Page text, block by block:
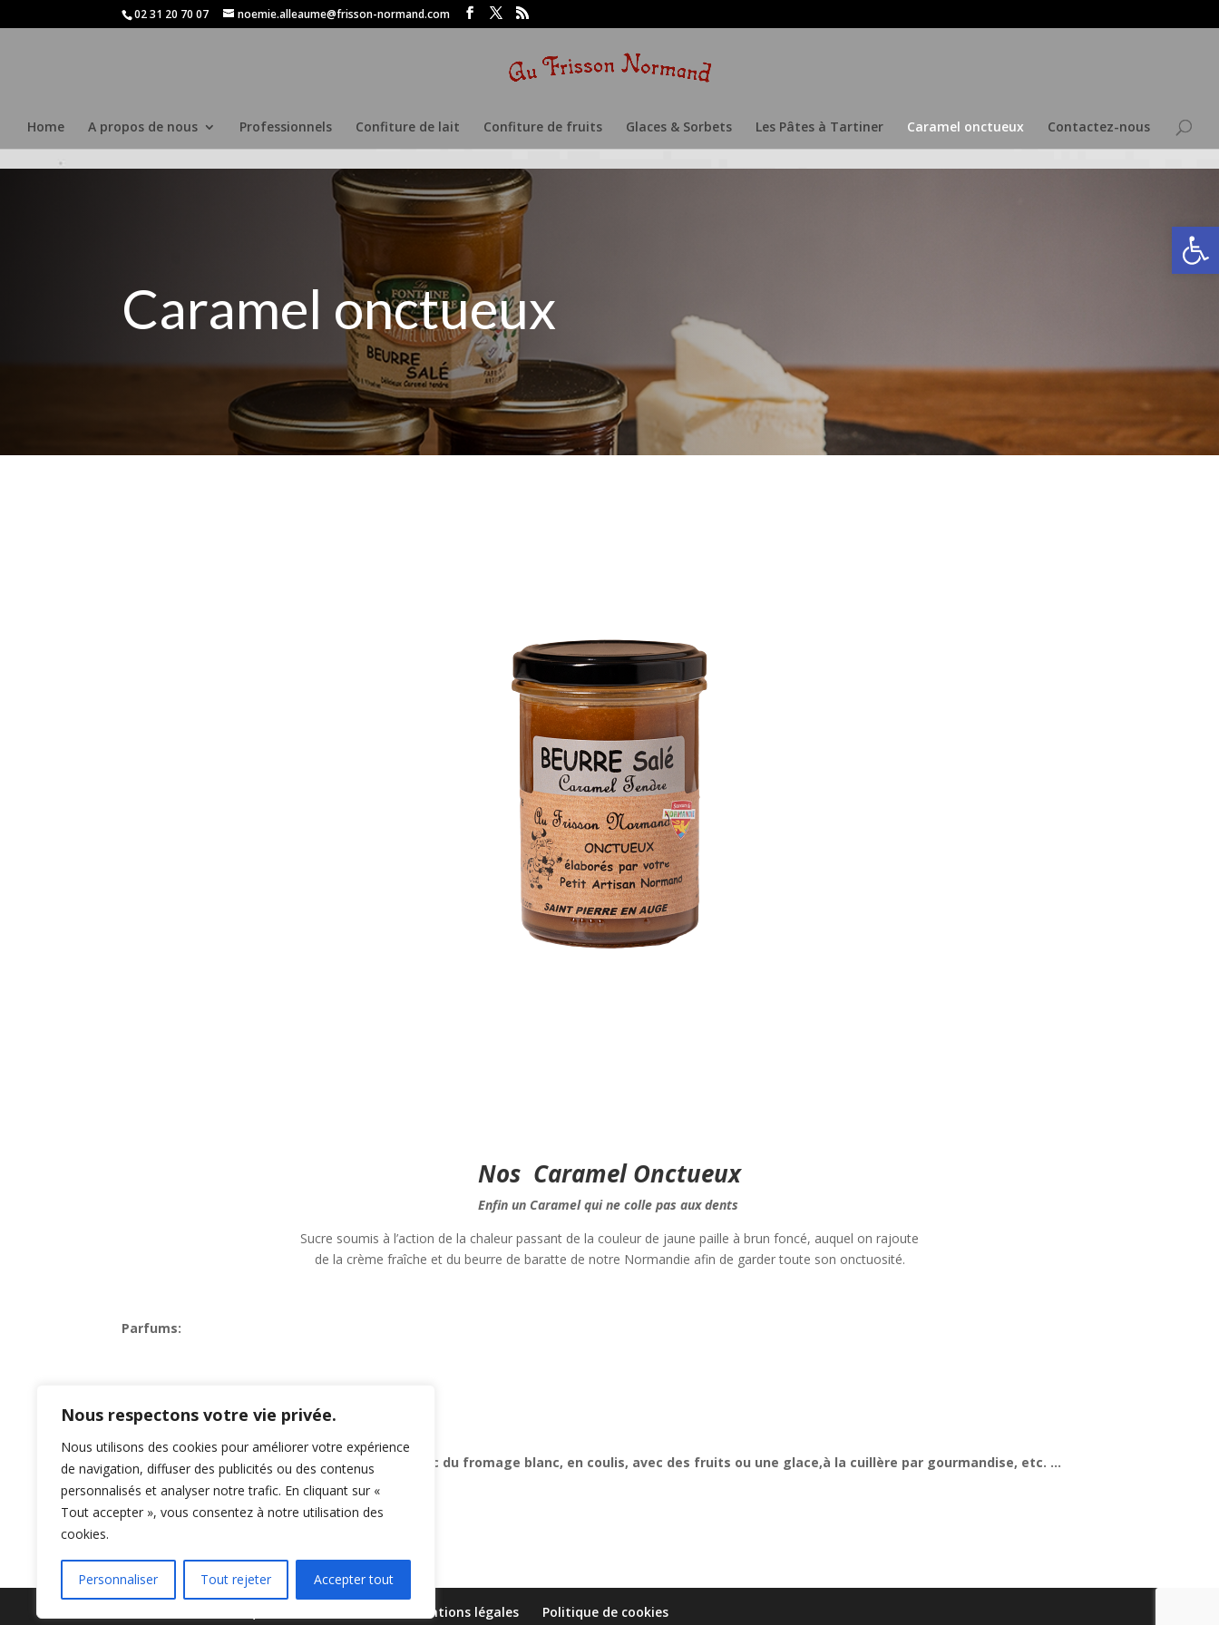
Ouvrir
Nous respectons votre vie privée.
Nous utilisons des cookies pour améliorer votre expérience
de navigation, diffuser des publicités ou des contenus
personnalisés et analyser notre trafic. En cliquant sur «
Tout accepter », vous consentez à notre utilisation des
cookies.
Personnaliser Tout rejeter Accepter tout
Route du Château Gauthier impasse de la Houssaye 14170 Saint Pierre en Auge
02 31 20 70 07 noemie.alleaume@frisson-normand.com
Home A propos de nous Professionnels Confiture de lait Confiture de fruits Glaces & Sorbets Les Pâtes à Tartiner Caramel onctueux Contactez-nous
Caramel onctueux
Nos Caramel Onctueux
Enfin un Caramel qui ne colle pas aux dents
Sucre soumis à l’action de la chaleur passant de la couleur de jaune paille à brun foncé, auquel on rajoute
de la crème fraîche et du beurre de baratte de notre Normandie afin de garder toute son onctuosité.
Parfums:
– Caramel beurre salé au Chocolat (cacao)
A déguster sur des crêpes, sur une tartine, avec du fromage blanc, en coulis, avec des fruits ou une glace,à la cuillère par gourmandise, etc. …
Mentions légales Politique de cookies